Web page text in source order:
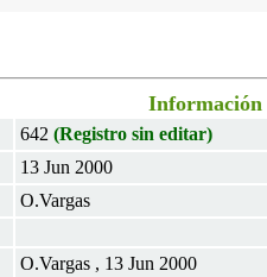
Información
642 (Registro sin editar)
13 Jun 2000
O.Vargas
O.Vargas , 13 Jun 2000